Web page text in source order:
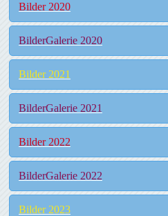
Bilder 2020
BilderGalerie 2020
Bilder 2021
BilderGalerie 2021
Bilder 2022
BilderGalerie 2022
Bilder 2023